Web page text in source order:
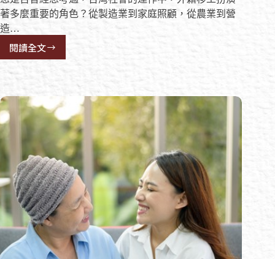
著多麼重要的角色？從製造業到家庭照顧，從農業到營
造…
閱讀全文